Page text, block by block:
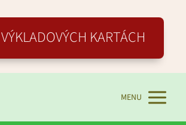
KARTÁCH
MENU